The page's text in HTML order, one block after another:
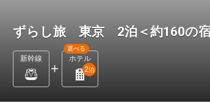
ずらし旅 東京 2泊＜約160の宿
新幹線 ホテル
選べる
2泊